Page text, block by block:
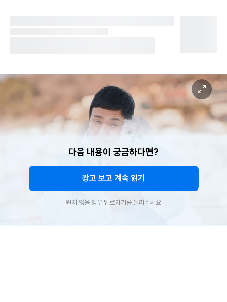
다음 내용이 궁금하다면?
광고 보고 계속 읽기
원치 않을 경우 뒤로가기를 눌러주세요